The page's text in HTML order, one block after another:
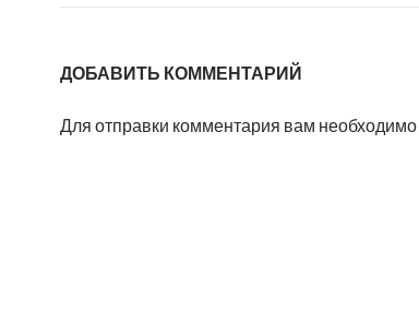
ДОБАВИТЬ КОММЕНТАРИЙ
Для отправки комментария вам необходимо